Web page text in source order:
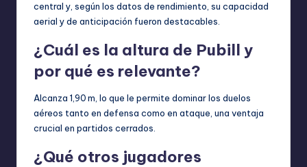
central y, según los datos de rendimiento, su capacidad
aerial y de anticipación fueron destacables.
¿Cuál es la altura de Pubill y
por qué es relevante?
Alcanza 1,90 m, lo que le permite dominar los duelos
aéreos tanto en defensa como en ataque, una ventaja
crucial en partidos cerrados.
¿Qué otros jugadores